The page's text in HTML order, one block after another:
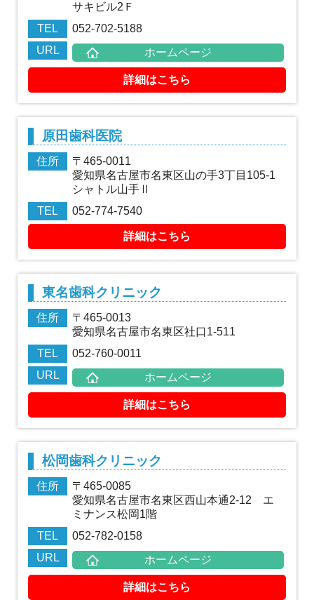
サキビル2Ｆ
TEL
052-702-5188
URL
ホームページ
詳細はこちら
原田歯科医院
住所
〒465-0011
愛知県名古屋市名東区山の手3丁目105-1
シャトル山手Ⅱ
TEL
052-774-7540
詳細はこちら
東名歯科クリニック
住所
〒465-0013
愛知県名古屋市名東区社口1-511
TEL
052-760-0011
URL
ホームページ
詳細はこちら
松岡歯科クリニック
住所
〒465-0085
愛知県名古屋市名東区西山本通2-12 エ
ミナンス松岡1階
TEL
052-782-0158
URL
ホームページ
詳細はこちら